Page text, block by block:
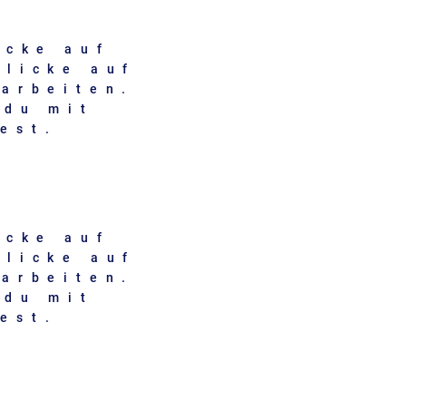
auf
auf
mit
auf
auf
mit